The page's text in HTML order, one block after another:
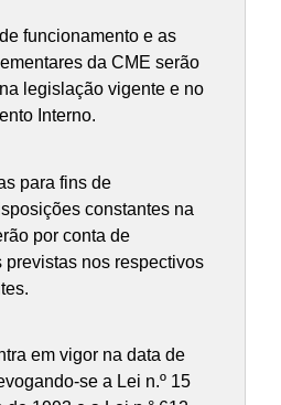
funcionamento e as
da CME serão
legislação vigente e no
Interno.
para fins de
constantes na
por conta de
previstas nos respectivos
em vigor na data de
se a Lei n.º 15